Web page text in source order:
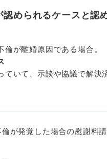
められるケースと認
が離婚原因である場合。
ていて、示談や協議で解決
が発覚した場合の慰謝料